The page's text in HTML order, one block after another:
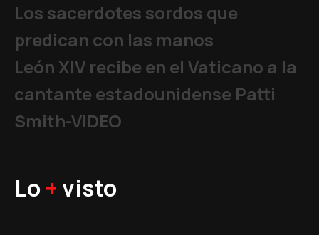
Los sacerdotes sordos que
predican con las manos
León XIV recibe en el Vaticano a la
cantante estadounidense Patti
Smith-VIDEO
Lo +visto